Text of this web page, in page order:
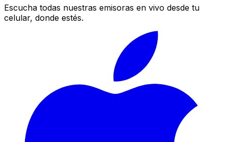
Escucha todas nuestras emisoras en vivo desde tu
celular, donde estés.